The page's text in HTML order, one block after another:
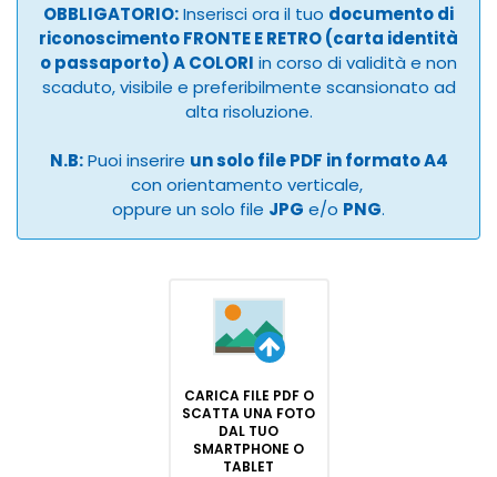
OBBLIGATORIO:Inserisci ora il tuo documento di
riconoscimento FRONTE E RETRO (carta identità
o passaporto) A COLORI in corso di validità e non
scaduto, visibile e preferibilmente scansionato ad
alta risoluzione.
N.B:Puoi inserire un solo file PDF in formato A4
con orientamento verticale,
oppure un solo file JPG e/o PNG.
CARICA FILE PDF O
SCATTA UNA FOTO
DAL TUO
SMARTPHONE O
TABLET